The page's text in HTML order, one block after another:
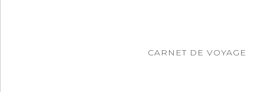
CARNET DE VOYAGE